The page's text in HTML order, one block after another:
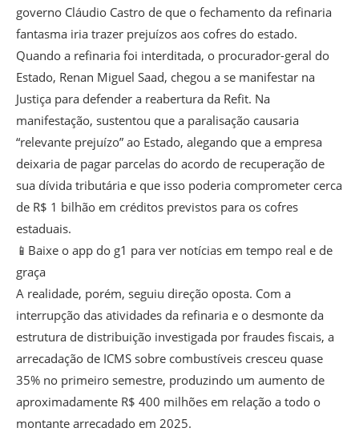
governo Cláudio Castro de que o fechamento da refinaria
fantasma iria trazer prejuízos aos cofres do estado.
Quando a refinaria foi interditada, o procurador-geral do
Estado, Renan Miguel Saad, chegou a se manifestar na
Justiça para defender a reabertura da Refit. Na
manifestação, sustentou que a paralisação causaria
“relevante prejuízo” ao Estado, alegando que a empresa
deixaria de pagar parcelas do acordo de recuperação de
sua dívida tributária e que isso poderia comprometer cerca
de R$ 1 bilhão em créditos previstos para os cofres
estaduais.
📱Baixe o app do g1 para ver notícias em tempo real e de
graça
A realidade, porém, seguiu direção oposta. Com a
interrupção das atividades da refinaria e o desmonte da
estrutura de distribuição investigada por fraudes fiscais, a
arrecadação de ICMS sobre combustíveis cresceu quase
35% no primeiro semestre, produzindo um aumento de
aproximadamente R$ 400 milhões em relação a todo o
montante arrecadado em 2025.